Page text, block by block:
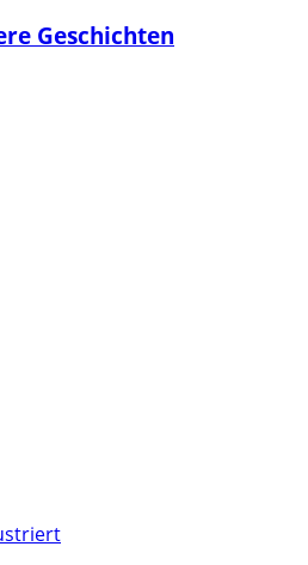
Geschichten